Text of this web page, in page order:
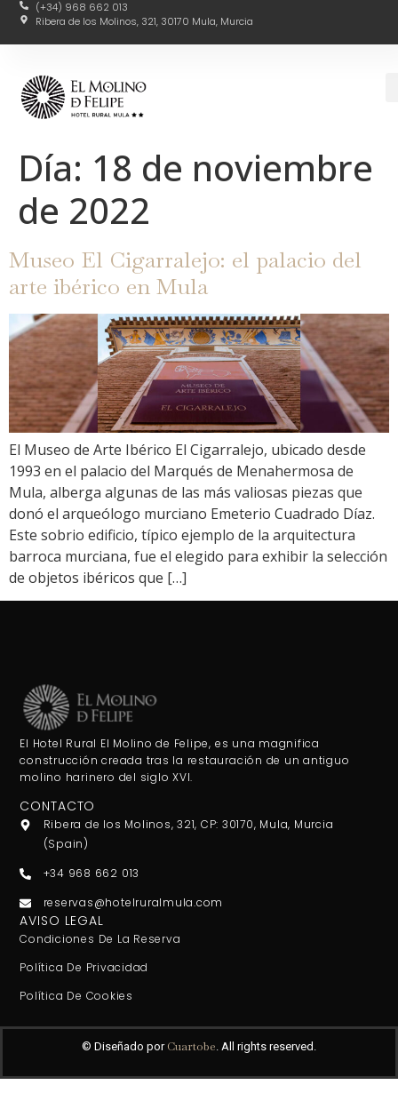
(+34) 968 662 013
Ribera de los Molinos, 321, 30170 Mula, Murcia
Día: 18 de noviembre
de 2022
Museo El Cigarralejo: el palacio del
arte ibérico en Mula
El Museo de Arte Ibérico El Cigarralejo, ubicado desde
1993 en el palacio del Marqués de Menahermosa de
Mula, alberga algunas de las más valiosas piezas que
donó el arqueólogo murciano Emeterio Cuadrado Díaz.
Este sobrio edificio, típico ejemplo de la arquitectura
barroca murciana, fue el elegido para exhibir la selección
de objetos ibéricos que […]
El Hotel Rural El Molino de Felipe, es una magnifica
construcción creada tras la restauración de un antiguo
molino harinero del siglo XVI.
CONTACTO
Ribera de los Molinos, 321, CP: 30170, Mula, Murcia
(Spain)
+34 968 662 013
reservas@hotelruralmula.com
AVISO LEGAL
Condiciones De La Reserva
Política De Privacidad
Política De Cookies
© Diseñado por Cuartobe . All rights reserved.